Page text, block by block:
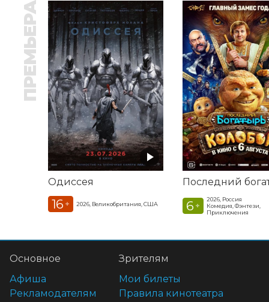
ПРЕМЬЕРА
Одиссея
16 + 2026, Великобритания, США 6 +
2026, Россия
Комедия, Фэнтези,
Приключения
Основное
Афиша
Рекламодателям
Зрителям
Мои билеты
Правила кинотеатра